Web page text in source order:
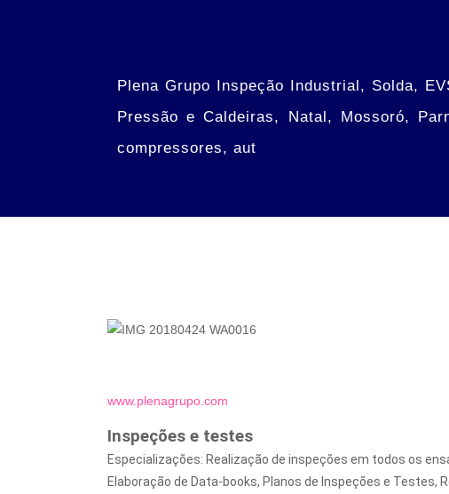
Plena Grupo Inspeção Industrial, Solda,
Pressão e Caldeiras, Natal, Mossoró,
compressores, aut
www.plenagrupo.com
Inspeções e testes
Especializações: Realização de inspeções em todos os
Elaboração de Data-books, Planos de Inspeções e Testes,